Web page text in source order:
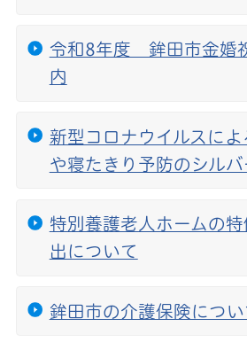
令和8年度 鉾田市金婚
内
新型コロナウイルスに
や寝たきり予防のシル
特別養護老人ホームの
出について
鉾田市の介護保険につい